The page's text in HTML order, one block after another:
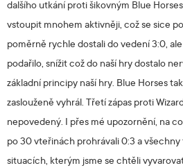
dalšího utkání proti šikovným Blue
vstoupit mnohem aktivněji, což se sice
poměrně rychle dostali do vedení 3:0,
podařilo, snížit což do naší hry dostalo
základní principy naší hry. Blue Horses
zaslouženě vyhrál. Třetí zápas proti
nepovedený. I přes mé upozornění, na
po 30 vteřinách prohrávali 0:3 a
situacích, kterým jsme se chtěli